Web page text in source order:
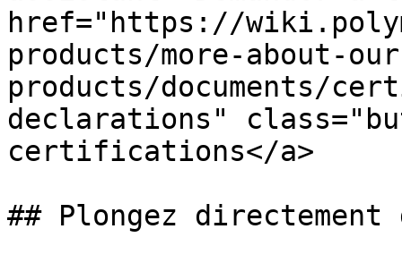
href="https://
products/more-about-
products/documents/
declarations"
certifications</a>
## Plongez directement